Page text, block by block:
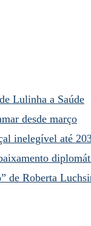
Lulinha a Saúde
desde março
inelegível até
de Roberta